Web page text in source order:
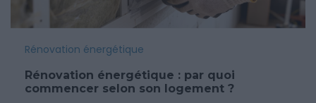
Rénovation énergétique
Rénovation énergétique : par quoi
commencer selon son logement ?